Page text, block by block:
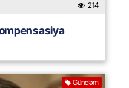
214
Gündəm